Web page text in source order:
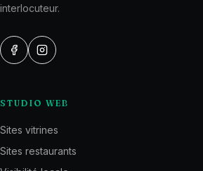
interlocuteur.
STUDIO WEB
Sites vitrines
Sites restaurants